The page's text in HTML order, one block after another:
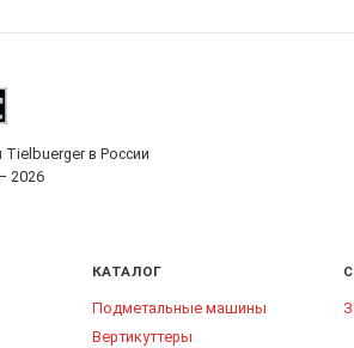
в России
2026
КАТАЛОГ
Подметальные машины
Вертикуттеры